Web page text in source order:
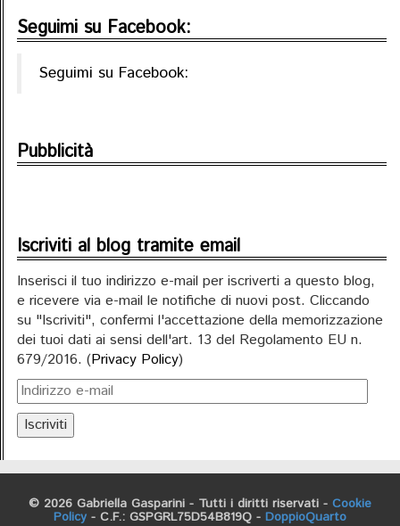
Seguimi su Facebook:
Seguimi su Facebook:
Pubblicità
Iscriviti al blog tramite email
Inserisci il tuo indirizzo e-mail per iscriverti a questo blog,
e ricevere via e-mail le notifiche di nuovi post. Cliccando
su "Iscriviti", confermi l'accettazione della memorizzazione
dei tuoi dati ai sensi dell'art. 13 del Regolamento EU n.
679/2016. (Privacy Policy)
Iscriviti
© 2026 Gabriella Gasparini - Tutti i diritti riservati - Cookie
Policy - C.F.: GSPGRL75D54B819Q - DoppioQuarto